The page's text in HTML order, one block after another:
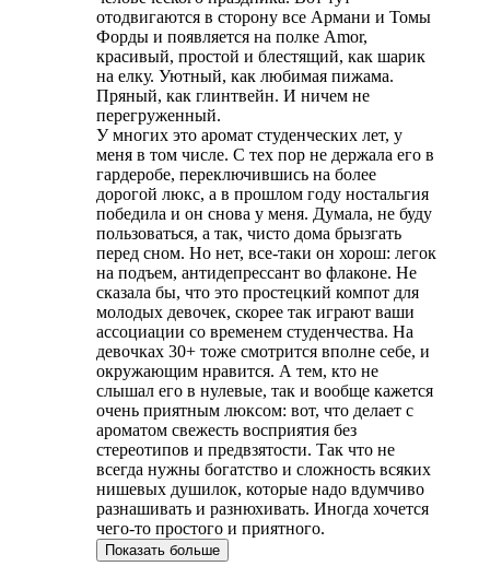
отодвигаются в сторону все Армани и Томы
Форды и появляется на полке Amor,
красивый, простой и блестящий, как шарик
на елку. Уютный, как любимая пижама.
Пряный, как глинтвейн. И ничем не
перегруженный.
У многих это аромат студенческих лет, у
меня в том числе. С тех пор не держала его в
гардеробе, переключившись на более
дорогой люкс, а в прошлом году ностальгия
победила и он снова у меня. Думала, не буду
пользоваться, а так, чисто дома брызгать
перед сном. Но нет, все-таки он хорош: легок
на подъем, антидепрессант во флаконе. Не
сказала бы, что это простецкий компот для
молодых девочек, скорее так играют ваши
ассоциации со временем студенчества. На
девочках 30+ тоже смотрится вполне себе, и
окружающим нравится. А тем, кто не
слышал его в нулевые, так и вообще кажется
очень приятным люксом: вот, что делает с
ароматом свежесть восприятия без
стереотипов и предвзятости. Так что не
всегда нужны богатство и сложность всяких
нишевых душилок, которые надо вдумчиво
разнашивать и разнюхивать. Иногда хочется
чего-то простого и приятного.
Показать больше